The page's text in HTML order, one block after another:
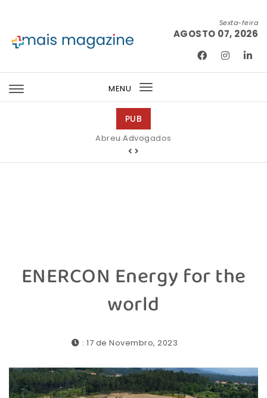
Sexta-feira
AGOSTO 07, 2026
MENU
Toggle
PUB
Abreu Advogados
ENERCON Energy for the
world
: 17 de Novembro, 2023